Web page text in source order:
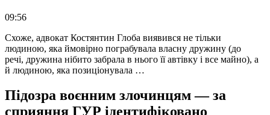
09:56
Схоже, адвокат Костянтин Глоба виявився не тільки
людиною, яка ймовірно пограбувала власну дружину (до
речі, дружина нібито забрала в нього її автівку і все майно), а
й людиною, яка позиціонувала …
Підозра воєнним злочинцям — за
сприяння ГУР ідентифіковано